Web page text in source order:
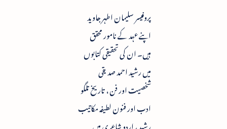
پروفیسر سلیمان اطہر جاوید
اپنے عہد کے نامور محقق
ہیں۔ ان کی تحقیقی کتابوں
میں رشید احمد صدیقی
شخصیت اور فن ، تاریخ تلگو
ادب اور فنون لطیفہ مکاتیب
رشید ، اردو شاعری میں